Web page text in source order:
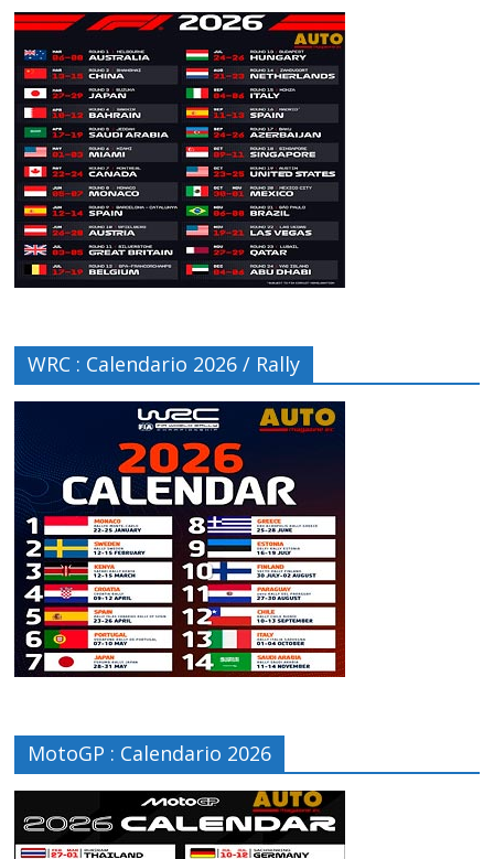
WRC : Calendario 2026 / Rally
MotoGP : Calendario 2026